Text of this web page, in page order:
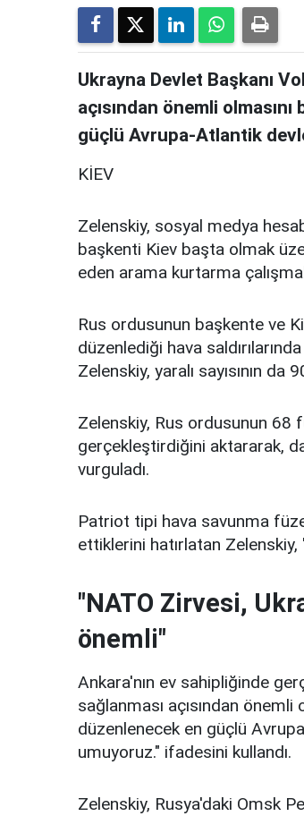
Ukrayna Devlet Başkanı
açısından önemli
güçlü Avrupa-Atlantik
KİEV
Zelenskiy, sosyal medya
başkenti Kiev başta olmak
eden arama kurtarma
Rus ordusunun başkente ve
düzenlediği hava
Zelenskiy, yaralı sayısının da
Zelenskiy, Rus ordusunun 68
gerçekleştirdiğini aktararak,
vurguladı.
Patriot tipi hava savunma
ettiklerini hatırlatan
"NATO Zirvesi,
önemli"
Ankara'nın ev sahipliğinde
sağlanması açısından
düzenlenecek en güçlü
umuyoruz." ifadesini kullandı.
Zelenskiy, Rusya'daki Omsk